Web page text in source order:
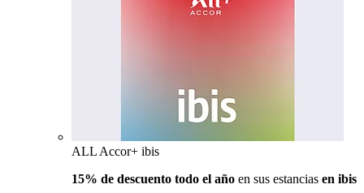
ALL Accor+ ibis
15% de descuento todo el año en sus estancias en ibis